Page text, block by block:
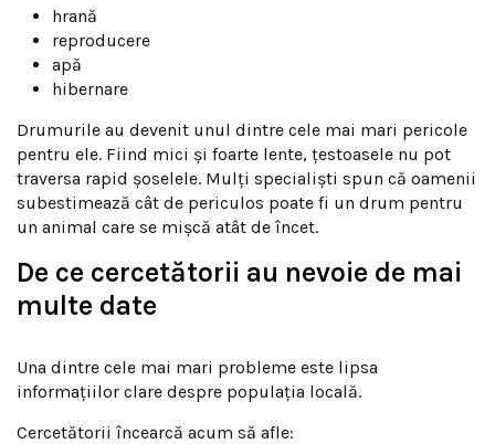
hrană
reproducere
apă
hibernare
Drumurile au devenit unul dintre cele mai mari pericole
pentru ele. Fiind mici și foarte lente, țestoasele nu pot
traversa rapid șoselele. Mulți specialiști spun că oamenii
subestimează cât de periculos poate fi un drum pentru
un animal care se mișcă atât de încet.
De ce cercetătorii au nevoie de mai
multe date
Una dintre cele mai mari probleme este lipsa
informațiilor clare despre populația locală.
Cercetătorii încearcă acum să afle: